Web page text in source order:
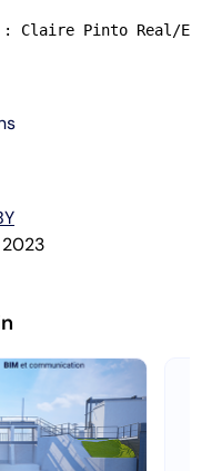
Pinto Real/